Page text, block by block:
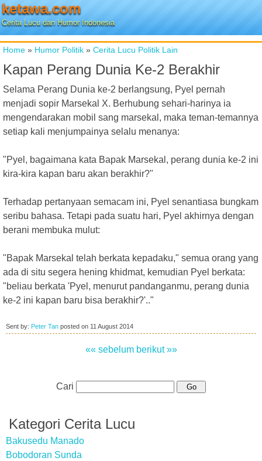
ketawa.com
Cerita Lucu dan Humor Indonesia
Home » Humor Politik » Cerita Lucu Politik Lain
Kapan Perang Dunia Ke-2 Berakhir
Selama Perang Dunia ke-2 berlangsung, Pyel pernah
menjadi sopir Marsekal X. Berhubung sehari-harinya ia
mengendarakan mobil sang marsekal, maka teman-temannya
setiap kali menjumpainya selalu menanya:
"Pyel, bagaimana kata Bapak Marsekal, perang dunia ke-2 ini
kira-kira kapan baru akan berakhir?"
Terhadap pertanyaan semacam ini, Pyel senantiasa bungkam
seribu bahasa. Tetapi pada suatu hari, Pyel akhirnya dengan
berani membuka mulut:
"Bapak Marsekal telah berkata kepadaku," semua orang yang
ada di situ segera hening khidmat, kemudian Pyel berkata:
"beliau berkata 'Pyel, menurut pandanganmu, perang dunia
ke-2 ini kapan baru bisa berakhir?'.."
Sent by: Peter Tan posted on 11 August 2014
«« sebelum berikut »»
Cari
Kategori Cerita Lucu
Bakusedu Manado
Bobodoran Sunda